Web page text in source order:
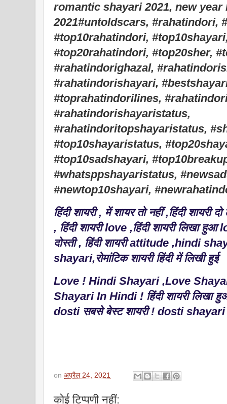
romantic shayari 2021, new year
2021#untoldscars, #rahatindori,
#top10rahatindori,
#top20rahatindori, #top20sher,
#rahatindorighazal,
#rahatindorishayari,
#toprahatindorilines,
#rahatindorishayaristatus,
#rahatindoritopshayaristatus,
#top10shayaristatus,
#top10sadshayari,
#whatsppshayaristatus,
#newtop10shayari,
हिंदी शायरी , में शायर तो नहीं ,हिंदी शायरी
, हिंदी शायरी love ,हिंदी शायरी लिखा हुआ
दोस्ती , हिंदी शायरी attitude ,hindi
shayari,रोमांटिक शायरी हिंदी में लिखी हुई
Love ! Hindi Shayari ,Love
Shayari In Hindi ! हिंदी शायरी
dosti सबसे बेस्ट शायरी ! dosti
on अप्रैल 24, 2021
कोई टिप्पणी नहीं: